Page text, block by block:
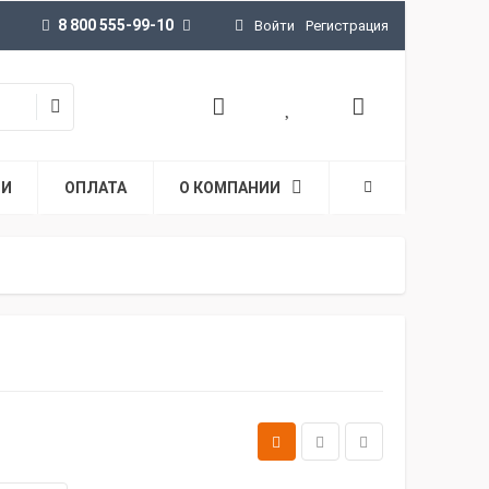
8 800 555-99-10 Войти Регистрация
ОПЛАТА О КОМПАНИИ